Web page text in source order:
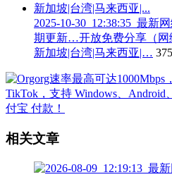
2025-10-30_12:38:35_最
期更新…开放免费分享（网
新加坡|台湾|马来西亚|… 375
相关文章